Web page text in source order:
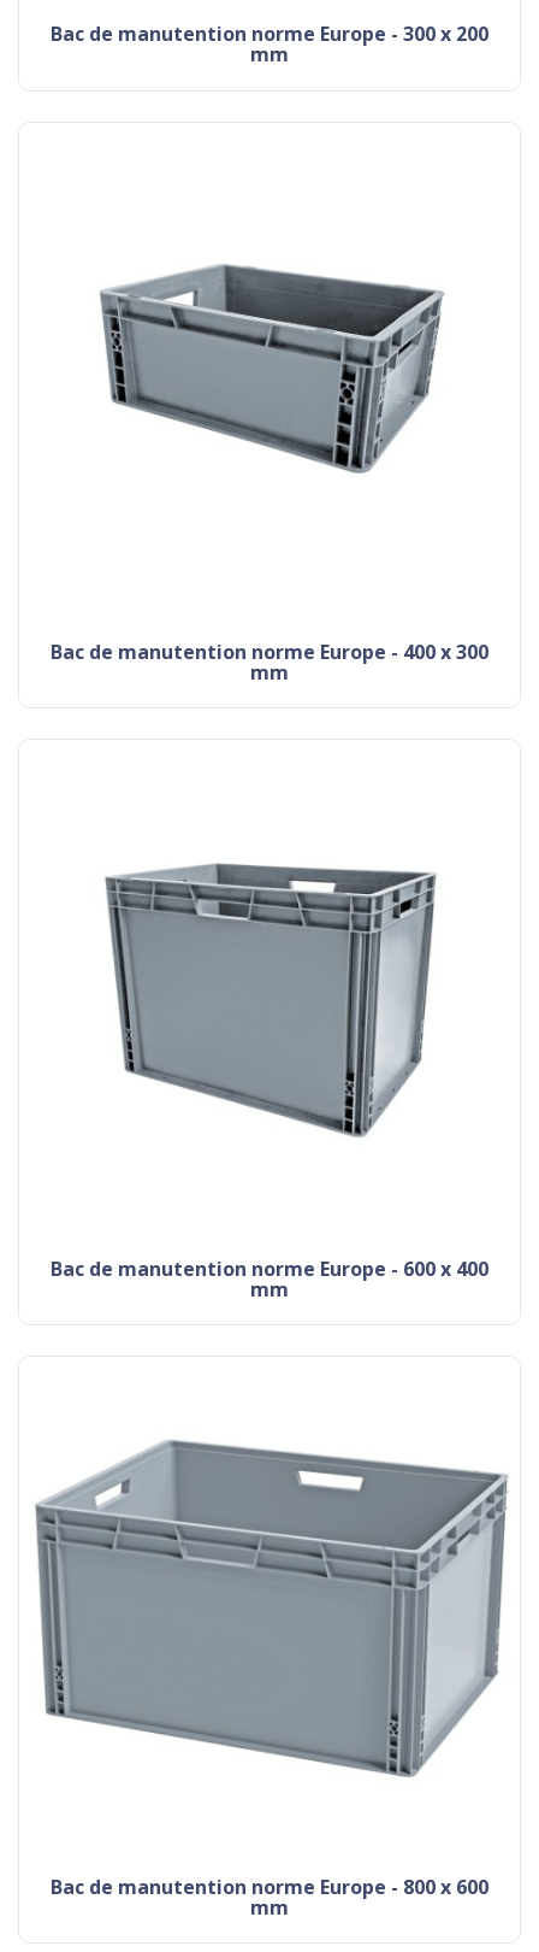
Bac de manutention norme Europe - 300 x 200
mm
Bac de manutention norme Europe - 400 x 300
mm
Bac de manutention norme Europe - 600 x 400
mm
Bac de manutention norme Europe - 800 x 600
mm